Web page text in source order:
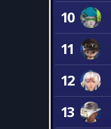
10
11
12
13